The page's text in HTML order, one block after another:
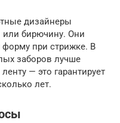
дизайнеры
или бирючину. Они
форму при стрижке. В
заборов лучше
— это гарантирует
лет.